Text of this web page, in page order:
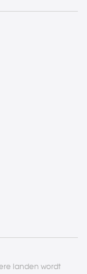
landen wordt